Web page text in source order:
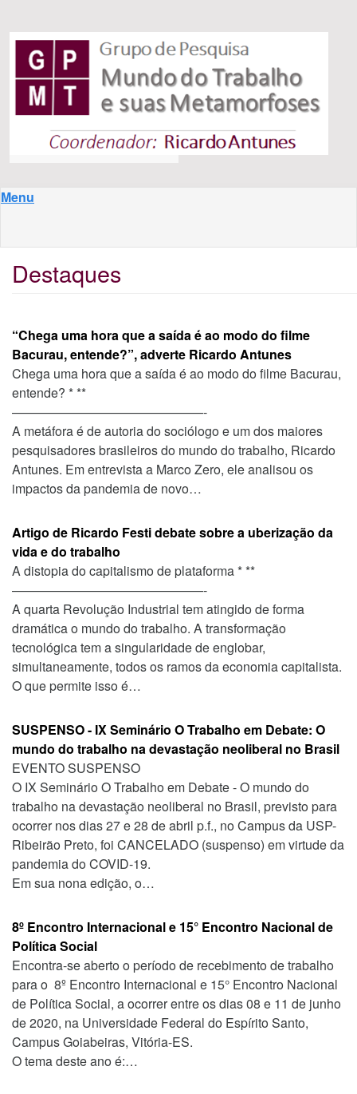
Pular para o conteúdo principal
Menu
Destaques
“Chega uma hora que a saída é ao modo do filme
Bacurau, entende?”, adverte Ricardo Antunes
Chega uma hora que a saída é ao modo do filme Bacurau,
entende? * **
———————————————-
A metáfora é de autoria do sociólogo e um dos maiores
pesquisadores brasileiros do mundo do trabalho, Ricardo
Antunes. Em entrevista a Marco Zero, ele analisou os
impactos da pandemia de novo…
Artigo de Ricardo Festi debate sobre a uberização da
vida e do trabalho
A distopia do capitalismo de plataforma * **
———————————————-
A quarta Revolução Industrial tem atingido de forma
dramática o mundo do trabalho. A transformação
tecnológica tem a singularidade de englobar,
simultaneamente, todos os ramos da economia capitalista.
O que permite isso é…
SUSPENSO - IX Seminário O Trabalho em Debate: O
mundo do trabalho na devastação neoliberal no Brasil
EVENTO SUSPENSO
O IX Seminário O Trabalho em Debate - O mundo do
trabalho na devastação neoliberal no Brasil, previsto para
ocorrer nos dias 27 e 28 de abril p.f., no Campus da USP-
Ribeirão Preto, foi CANCELADO (suspenso) em virtude da
pandemia do COVID-19.
Em sua nona edição, o…
8º Encontro Internacional e 15° Encontro Nacional de
Política Social
Encontra-se aberto o período de recebimento de trabalho
para o 8º Encontro Internacional e 15° Encontro Nacional
de Política Social, a ocorrer entre os dias 08 e 11 de junho
de 2020, na Universidade Federal do Espírito Santo,
Campus Goiabeiras, Vitória-ES.
O tema deste ano é:…